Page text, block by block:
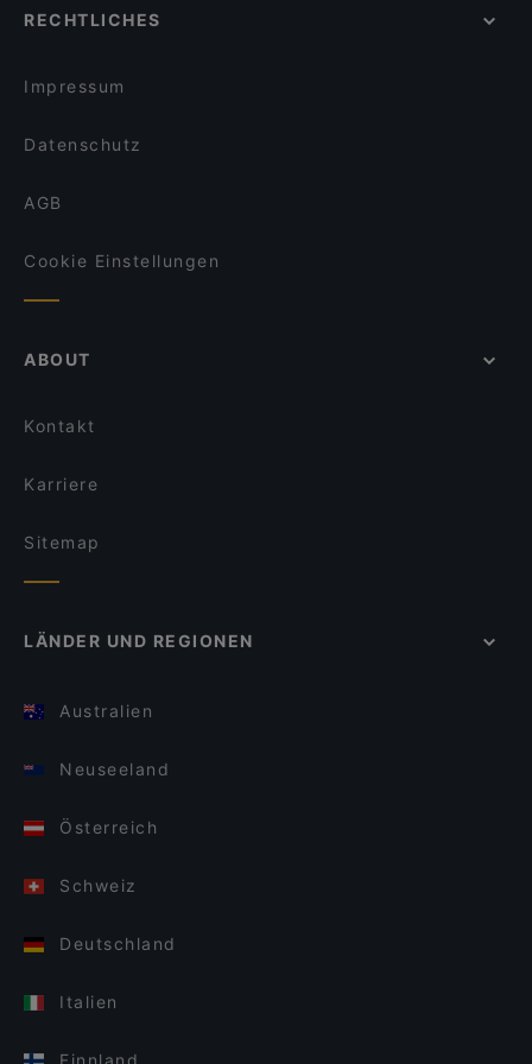
für deinen nächsten Restaurantbesuch!
RECHTLICHES
Impressum
Datenschutz
AGB
Cookie Einstellungen
ABOUT
Kontakt
Karriere
Sitemap
LÄNDER UND REGIONEN
Australien
Neuseeland
Österreich
Schweiz
Deutschland
Italien
Finnland